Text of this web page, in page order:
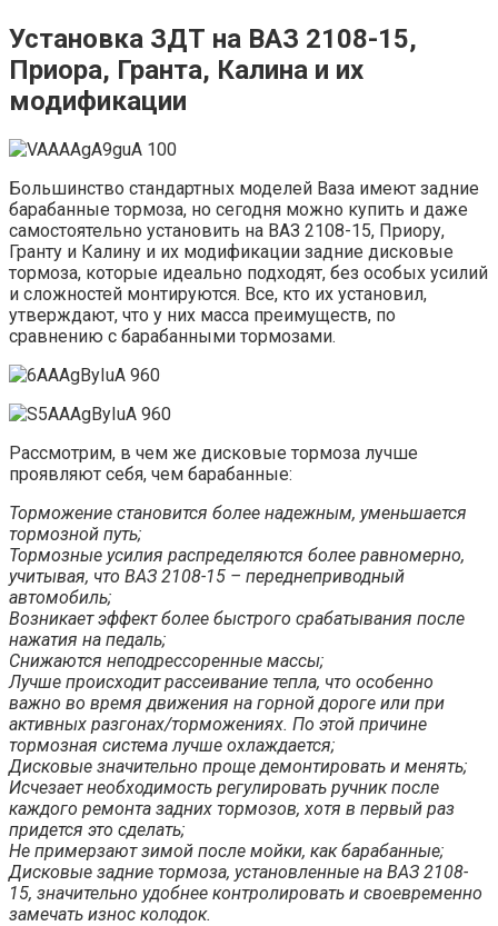
Установка ЗДТ на ВАЗ 2108-15,
Приора, Гранта, Калина и их
модификации
Большинство стандартных моделей Ваза имеют задние
барабанные тормоза, но сегодня можно купить и даже
самостоятельно установить на ВАЗ 2108-15, Приору,
Гранту и Калину и их модификации задние дисковые
тормоза, которые идеально подходят, без особых усилий
и сложностей монтируются. Все, кто их установил,
утверждают, что у них масса преимуществ, по
сравнению с барабанными тормозами.
Рассмотрим, в чем же дисковые тормоза лучше
проявляют себя, чем барабанные:
Торможение становится более надежным, уменьшается
тормозной путь;
Тормозные усилия распределяются более равномерно,
учитывая, что ВАЗ 2108-15 – переднеприводный
автомобиль;
Возникает эффект более быстрого срабатывания после
нажатия на педаль;
Снижаются неподрессоренные массы;
Лучше происходит рассеивание тепла, что особенно
важно во время движения на горной дороге или при
активных разгонах/торможениях. По этой причине
тормозная система лучше охлаждается;
Дисковые значительно проще демонтировать и менять;
Исчезает необходимость регулировать ручник после
каждого ремонта задних тормозов, хотя в первый раз
придется это сделать;
Не примерзают зимой после мойки, как барабанные;
Дисковые задние тормоза, установленные на ВАЗ 2108-
15, значительно удобнее контролировать и своевременно
замечать износ колодок.